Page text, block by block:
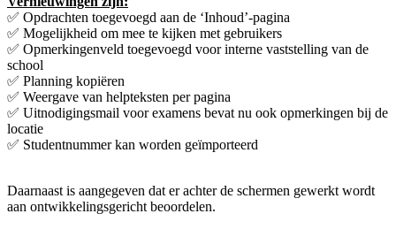
✅ Opdrachten toegevoegd aan de ‘Inhoud’-pagina
✅ Mogelijkheid om mee te kijken met gebruikers
✅ Opmerkingenveld toegevoegd voor interne vaststelling van de
school
✅ Planning kopiëren
✅ Weergave van helpteksten per pagina
✅ Uitnodigingsmail voor examens bevat nu ook opmerkingen bij de
locatie
✅ Studentnummer kan worden geïmporteerd
Daarnaast is aangegeven dat er achter de schermen gewerkt wordt
aan ontwikkelingsgericht beoordelen.